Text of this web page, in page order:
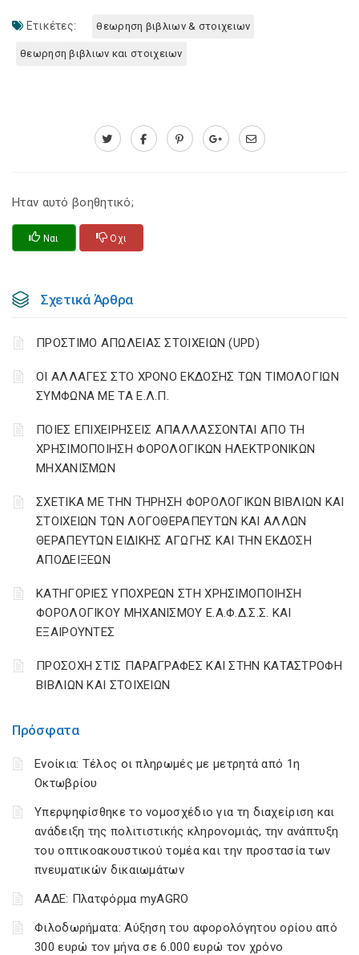
Πρόσφατα
Ενοίκια: Τέλος οι πληρωμές με μετρητά από 1η
Οκτωβρίου
Υπερψηφίσθηκε το νομοσχέδιο για τη διαχείριση και
ανάδειξη της πολιτιστικής κληρονομιάς, την ανάπτυξη
του οπτικοακουστικού τομέα και την προστασία των
πνευματικών δικαιωμάτων
ΑΑΔΕ: Πλατφόρμα myAGRO
Φιλοδωρήματα: Αύξηση του αφορολόγητου ορίου από
300 ευρώ τον μήνα σε 6.000 ευρώ τον χρόνο
Ετικέτες: θεωρηση βιβλιων & στοιχειων
θεωρηση βιβλιων και στοιχειων
Ηταν αυτό βοηθητικό;
Ναι Οχι
Σχετικά Άρθρα
ΠΡΟΣΤΙΜΟ ΑΠΩΛΕΙΑΣ ΣΤΟΙΧΕΙΩΝ (UPD)
ΟΙ ΑΛΛΑΓΕΣ ΣΤΟ ΧΡΟΝΟ ΕΚΔΟΣΗΣ ΤΩΝ ΤΙΜΟΛΟΓΙΩΝ
ΣΥΜΦΩΝΑ ΜΕ ΤΑ Ε.Λ.Π.
ΠΟΙΕΣ ΕΠΙΧΕΙΡΗΣΕΙΣ ΑΠΑΛΛΑΣΣΟΝΤΑΙ ΑΠΟ ΤΗ
ΧΡΗΣΙΜΟΠΟΙΗΣΗ ΦΟΡΟΛΟΓΙΚΩΝ ΗΛΕΚΤΡΟΝΙΚΩΝ
ΜΗΧΑΝΙΣΜΩΝ
ΣΧΕΤΙΚΑ ΜΕ ΤΗΝ ΤΗΡΗΣΗ ΦΟΡΟΛΟΓΙΚΩΝ ΒΙΒΛΙΩΝ ΚΑΙ
ΣΤΟΙΧΕΙΩΝ ΤΩΝ ΛΟΓΟΘΕΡΑΠΕΥΤΩΝ ΚΑΙ ΑΛΛΩΝ
ΘΕΡΑΠΕΥΤΩΝ ΕΙΔΙΚΗΣ ΑΓΩΓΗΣ ΚΑΙ ΤΗΝ ΕΚΔΟΣΗ
ΑΠΟΔΕΙΞΕΩΝ
ΚΑΤΗΓΟΡΙΕΣ ΥΠΟΧΡΕΩΝ ΣΤΗ ΧΡΗΣΙΜΟΠΟΙΗΣΗ
ΦΟΡΟΛΟΓΙΚΟΥ ΜΗΧΑΝΙΣΜΟΥ Ε.Α.Φ.Δ.Σ.Σ. ΚΑΙ
ΕΞΑΙΡΟΥΝΤΕΣ
ΠΡΟΣΟΧΗ ΣΤΙΣ ΠΑΡΑΓΡΑΦΕΣ ΚΑΙ ΣΤΗΝ ΚΑΤΑΣΤΡΟΦΗ
ΒΙΒΛΙΩΝ ΚΑΙ ΣΤΟΙΧΕΙΩΝ